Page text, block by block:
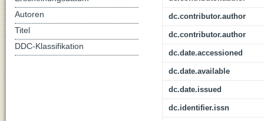
dc.contributor.author
dc.contributor.author
dc.date.accessioned
dc.date.available
dc.date.issued
dc.identifier.issn
Autoren
Titel
DDC-Klassifikation